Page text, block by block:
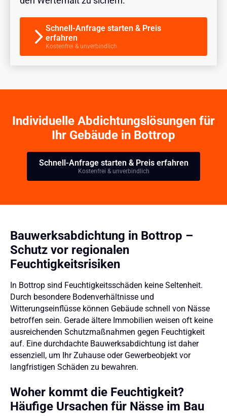
Schnell-Anfrage starten & Preis
erfahren
Kostenfrei & unverbindlich
Individuelle Abdichtungslösungen für
Ihr Gebäude in Bottrop
Schnell-Anfrage starten & Preis erfahren
Kostenfrei & unverbindlich
Bauwerksabdichtung in Bottrop –
Schutz vor regionalen
Feuchtigkeitsrisiken
In Bottrop sind Feuchtigkeitsschäden keine Seltenheit.
Durch besondere Bodenverhältnisse und
Witterungseinflüsse können Gebäude schnell von Nässe
betroffen sein. Gerade ältere Immobilien weisen oft keine
ausreichenden Schutzmaßnahmen gegen Feuchtigkeit
auf. Eine durchdachte Bauwerksabdichtung ist daher
essenziell, um Ihr Zuhause oder Gewerbeobjekt vor
langfristigen Schäden zu bewahren.
Woher kommt die Feuchtigkeit?
Häufige Ursachen für Nässe im Bau